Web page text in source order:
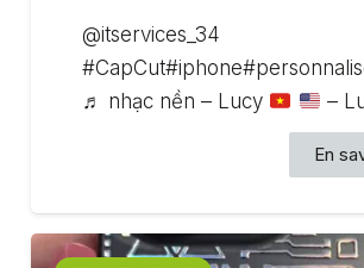
@itservices_34
♬ nhạc nền – Lucy
–
En